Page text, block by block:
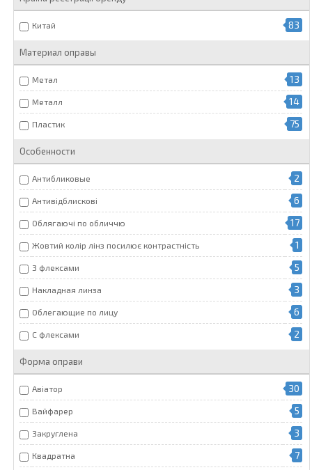
Китай 83
Материал оправы
Метал 13
Металл 14
Пластик 75
Особенности
Антибликовые 2
Антивідблискові 6
Облягаючі по обличчю 17
Жовтий колір лінз посилює контрастність 1
З флексами 5
Накладная линза 3
Облегающие по лицу 6
С флексами 2
Форма оправи
Авіатор 30
Вайфарер 5
Закруглена 3
Квадратна 7